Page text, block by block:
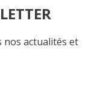
nos actualités et